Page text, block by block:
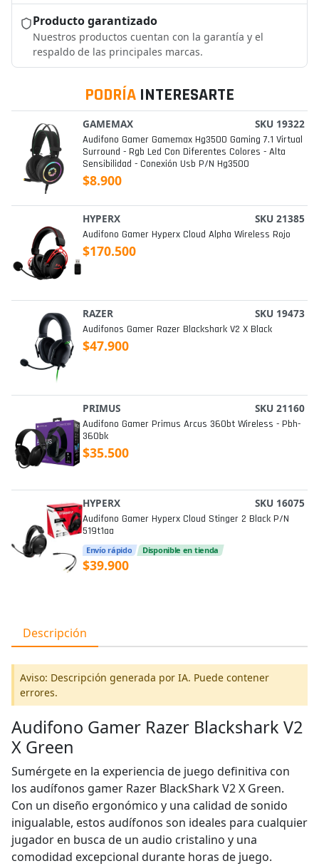
Producto garantizado
Nuestros productos cuentan con la garantía y el
respaldo de las principales marcas.
PODRÍA INTERESARTE
GAMEMAX SKU 19322
Audifono Gamer Gamemax Hg3500 Gaming 7.1 Virtual
Surround - Rgb Led Con Diferentes Colores - Alta
Sensibilidad - Conexión Usb P/n Hg3500
$8.900
HYPERX SKU 21385
Audifono Gamer Hyperx Cloud Alpha Wireless Rojo
$170.500
RAZER SKU 19473
Audifonos Gamer Razer Blackshark V2 X Black
$47.900
PRIMUS SKU 21160
Audifono Gamer Primus Arcus 360bt Wireless - Pbh-
360bk
$35.500
HYPERX SKU 16075
Audifono Gamer Hyperx Cloud Stinger 2 Black P/n
519t1aa
Envío rápido Disponible en tienda
$39.900
Descripción
Aviso: Descripción generada por IA. Puede contener
errores.
Audifono Gamer Razer Blackshark V2
X Green
Sumérgete en la experiencia de juego definitiva con
los audífonos gamer Razer BlackShark V2 X Green.
Con un diseño ergonómico y una calidad de sonido
inigualable, estos audífonos son ideales para cualquier
jugador en busca de un audio cristalino y una
comodidad excepcional durante horas de juego.